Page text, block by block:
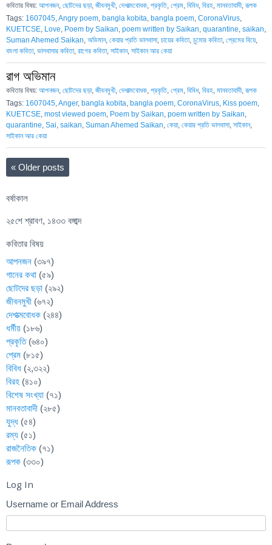
কবিতার বিষয়: আপনজন, ছোটদের ছড়া, জীবনমুখী দেশাত্মবোধক প্রকৃতি প্রেম বিবিধ, বিরহ মানবতাবাদী ,রূপক
Tags: 1607045,Angry poem, bangla kobita, bangla poem, CoronaVirus,
KUETCSE, Love, Poem by Saikan, poem written by Saikan, quarantine, saikan,
Suman Ahemed Saikan, অভিমান, কেয়ার প্রতি ভালবাসা, চায়ের কবিতা, চুমোর কবিতা, প্রেমের বিয়ে,
বাংলা কবিতা, ভালবাসার কবিতা, রাগের কবিতা, সাইকান, সাইকান আর কেয়া
রাগ অভিমান
কবিতার বিষয়: আপনজন, ছোটদের ছড়া, জীবনমুখী দেশাত্মবোধক প্রকৃতি প্রেম বিবিধ, বিরহ মানবতাবাদী ,রূপক
Tags: 1607045,Anger, bangla kobita, bangla poem, CoronaVirus, Kiss poem,
KUETCSE, most viewed poem, Poem by Saikan, poem written by Saikan,
quarantine, Sai, saikan, Suman Ahemed Saikan, কেয়া, কেয়ার প্রতি ভালবাসা, সাইকান,
সাইকান আর কেয়া
« Older posts
বর্ষাকাল
২৫শে শ্রাবণ, ১৪৩৩ বঙ্গাব্দ
কবিতার বিষয়
আপনজন (৩৯৭)
গানের কথা (৫৯)
ছোটদের ছড়া (২৯২)
জীবনমুখী (৬৭২)
দেশাত্মবোধক (২৪৪)
ধর্মীয় (১৮৬)
প্রকৃতি(৬৪০)
প্রেম (৮১৫)
বিবিধ (২,৩২২)
বিরহ (৪১০)
বিশেষ সংখ্যা (৭১)
মানবতাবাদী (২৮৫)
যুদ্ধ (৫৪)
রম্য (৫১)
রাজনৈতিক (৭১)
রূপক (৩৩০)
Log In
Username or Email Address